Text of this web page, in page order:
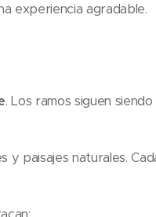
experiencia agradable.
. Los ramos siguen siendo
y paisajes naturales.